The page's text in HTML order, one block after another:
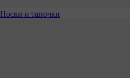
Носки и тапочки